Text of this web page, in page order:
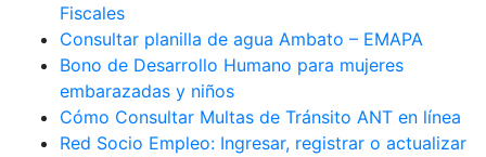
Fiscales
Consultar planilla de agua Ambato – EMAPA
Bono de Desarrollo Humano para mujeres
embarazadas y niños
Cómo Consultar Multas de Tránsito ANT en línea
Red Socio Empleo: Ingresar, registrar o actualizar